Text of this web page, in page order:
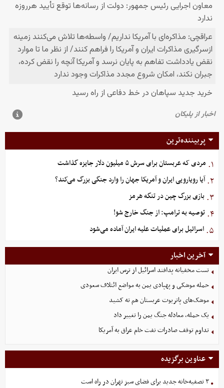
پربیننده‌ترین
۱. مردی که عربستان برای سرش ۵ میلیون دلار جایزه گذاشت
۲. آیا رویارویی ایران و آمریکا جهان را وارد جنگی بزرگ می‌کند؟
۳. بازی بزرگ چین در تنگه هرمز
۴. توصیه به ترامپ: از جنگ خارج شو!
۵. اسرائیل برای عملیات علیه ایران آماده می‌شود
آخرین اخبار
تست مخفیانه پدافند اسرائیل از ترس ایران
حمله موشکی و پهپادی یمن به مواضع ائتلاف سعودی
موشک‌های پاتریوت عربستان هم ته‌ کشید
یک حمله، معادله جنگ یمن را تغییر داد
تداوم توقف صادرات نفت خام عراق به آمریکا
عناوین برگزیده
۳ تصفیه‌خانه جدید برای فضای سبز تهران در راه است